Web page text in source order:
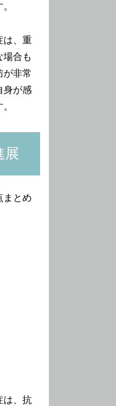
は、重
場合も
が非常
身が感
展
は、抗